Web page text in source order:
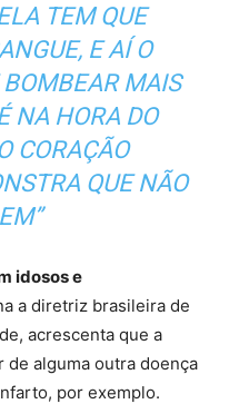
TEM QUE
E AÍ O
MAIS
NA HORA DO
CORAÇÃO
QUE NÃO
idosos e
a diretriz brasileira de
acrescenta que a
alguma outra doença
por exemplo.